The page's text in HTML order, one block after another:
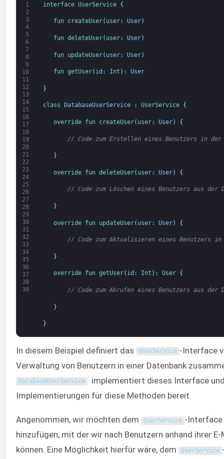
1
2
3
4
5
6
7
8
9
10
11
12
13
14
15
16
17
18
19
20
21
22
23
24
25
26
27
28
29
30
31
32
33
34
35
36
37
38
39
interface UserService {
fun createUser( user: User)
fun deleteUser( user: User)
fun updateUser( user: User)
fun getUser( id : Int ) : User
}
class DatabaseUserService : UserService {
override fun createUser( user: User) {
// Code zum Erstellen eines Benutzers in der
}
override fun deleteUser( user: User) {
// Code zum Löschen eines Benutzers aus der
}
override fun updateUser( user: User) {
// Code zum Aktualisieren eines Benutzers in
}
override fun getUser( id : Int ) : User {
// Code zum Abrufen eines Benutzers aus der
}
}
In diesem Beispiel definiert das UserService -Interface
Verwaltung von Benutzern in einer Datenbank
DatabaseUserService implementiert dieses Interface
Implementierungen für diese Methoden bereit.
Angenommen, wir möchten dem UserService -Interface
hinzufügen, mit der wir nach Benutzern anhand ihrer
können. Eine Möglichkeit hierfür wäre, dem
UserService